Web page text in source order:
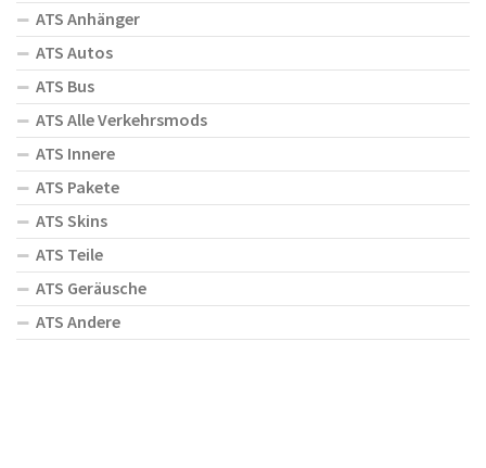
ATS Anhänger
ATS Autos
ATS Bus
ATS Alle Verkehrsmods
ATS Innere
ATS Pakete
ATS Skins
ATS Teile
ATS Geräusche
ATS Andere